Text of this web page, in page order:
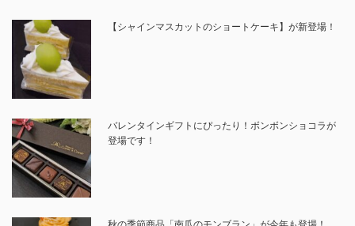
【シャインマスカットのショートケーキ】が新登場！
バレンタインギフトにぴったり！ボンボンショコラが
登場です！